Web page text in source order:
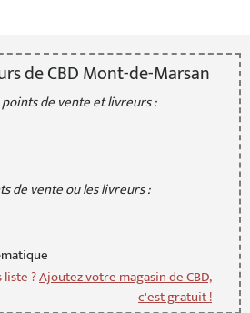
sde CBD Mont-de-Marsan
de vente et livreurs :
de vente ou les livreurs :
liste ?Ajoutez votre magasin de CBD,
c'est gratuit !